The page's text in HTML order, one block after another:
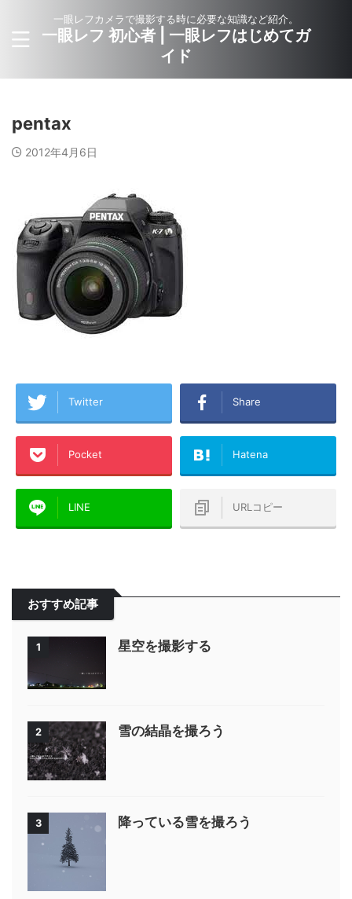
一眼レフカメラで撮影する時に必要な知識など紹介。
一眼レフ 初心者 | 一眼レフはじめてガ
イド
pentax
2012年4月6日
Twitter Share
Pocket Hatena
LINE URLコピー
おすすめ記事
1 星空を撮影する
2 雪の結晶を撮ろう
3 降っている雪を撮ろう